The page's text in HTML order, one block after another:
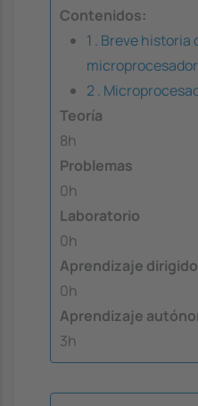
Contenidos:
1 . Breve historia
2 .
Teoría
8h
Problemas
0h
Laboratorio
0h
Aprendizaje dirigido
0h
Aprendizaje
3h